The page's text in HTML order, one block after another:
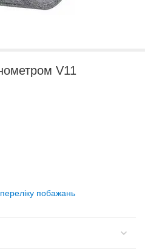
V11
побажань